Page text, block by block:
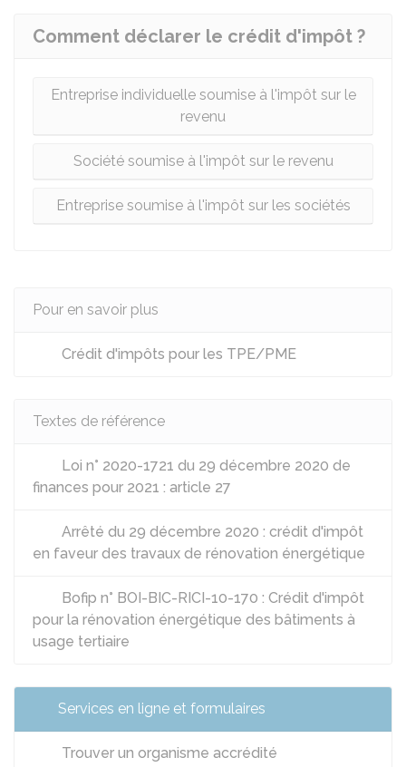
Comment déclarer le crédit d'impôt ?
Entreprise individuelle soumise à l'impôt sur le
revenu
Société soumise à l'impôt sur le revenu
Entreprise soumise à l'impôt sur les sociétés
Pour en savoir plus
Crédit d'impôts pour les TPE/PME
Textes de référence
Loi n° 2020-1721 du 29 décembre 2020 de
finances pour 2021 : article 27
Arrêté du 29 décembre 2020 : crédit d'impôt
en faveur des travaux de rénovation énergétique
Bofip n° BOI-BIC-RICI-10-170 : Crédit d'impôt
pour la rénovation énergétique des bâtiments à
usage tertiaire
Services en ligne et formulaires
Trouver un organisme accrédité